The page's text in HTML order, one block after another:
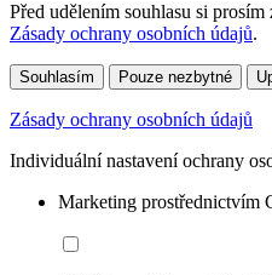
Před udělením souhlasu si
Zásady ochrany osobních údajů.
Souhlasím Pouze nezbytné
Zásady ochrany osobních údajů
Individuální nastavení ochrany
Marketing prostřednictvím